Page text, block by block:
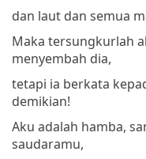
dan laut dan semua
Maka tersungkurlah
menyembah dia,
tetapi ia berkata
demikian!
Aku adalah hamba,
saudaramu,